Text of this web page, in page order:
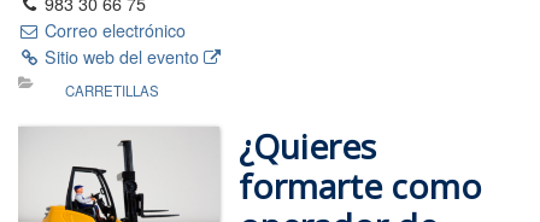
Correo electrónico
Sitio web del evento
CARRETILLAS
¿Quieres
formarte como